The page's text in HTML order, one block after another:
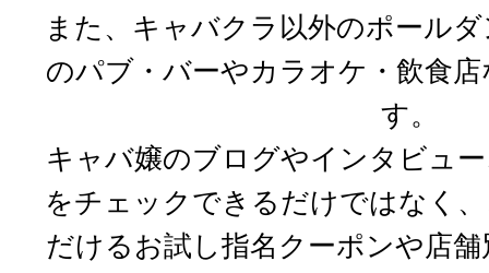
また、キャバクラ以外のポール
のパブ・バーやカラオケ・飲食
す。
キャバ嬢のブログやインタビュ
をチェックできるだけではなく、
だけるお試し指名クーポンや店